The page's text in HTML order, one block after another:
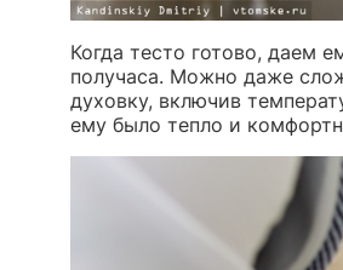
Когда тесто готово, даем
получаса. Можно даже
духовку, включив
ему было тепло и